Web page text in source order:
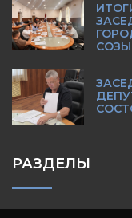
РАЗДЕЛЫ